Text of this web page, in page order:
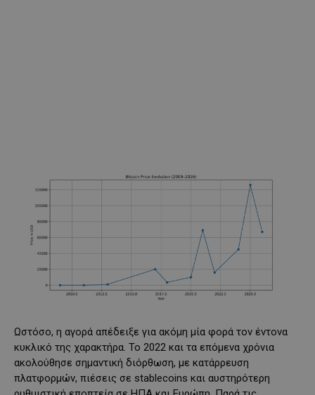
Ωστόσο, η αγορά απέδειξε για ακόμη μία φορά τον έντονα
κυκλικό της χαρακτήρα. Το 2022 και τα επόμενα χρόνια
ακολούθησε σημαντική διόρθωση, με κατάρρευση
πλατφορμών, πιέσεις σε stablecoins και αυστηρότερη